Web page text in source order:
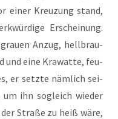
einer Kreu­zung stand,
Erschei­nung.
Anzug, hell­brau­
und eine Kra­wat­te, feu­
er setz­te näm­lich sei­
ihn sogleich wie­der
Stra­ße zu heiß wäre,